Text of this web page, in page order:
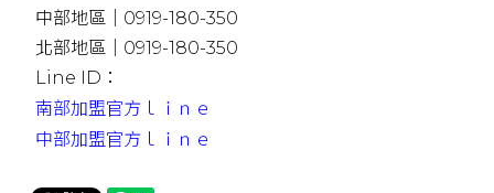
中部地區｜0919-180-350
北部地區｜0919-180-350
Line ID：
南部加盟官方ｌｉｎｅ
中部加盟官方ｌｉｎｅ